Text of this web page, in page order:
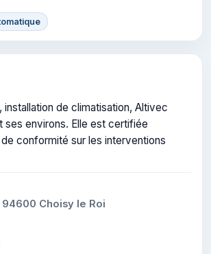
de climatisation, Altivec
ses environs. Elle est certifiée
de conformité sur les interventions
Choisy le Roi